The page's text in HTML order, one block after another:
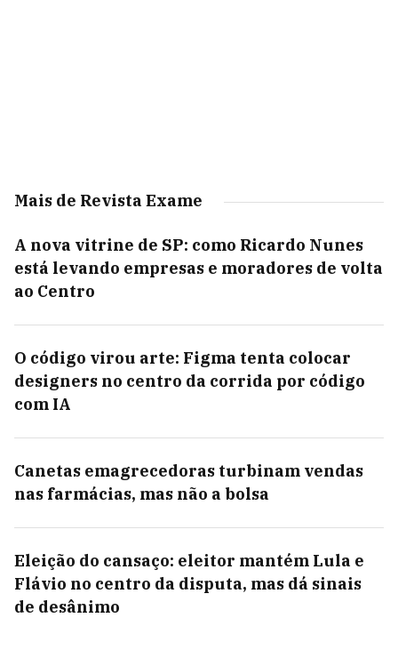
Mais de Revista Exame
A nova vitrine de SP: como Ricardo Nunes
está levando empresas e moradores de volta
ao Centro
O código virou arte: Figma tenta colocar
designers no centro da corrida por código
com IA
Canetas emagrecedoras turbinam vendas
nas farmácias, mas não a bolsa
Eleição do cansaço: eleitor mantém Lula e
Flávio no centro da disputa, mas dá sinais
de desânimo